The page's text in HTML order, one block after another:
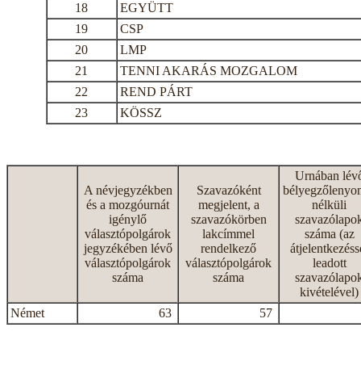
18
EGYÜTT
19
CSP
20
LMP
21
TENNI AKARÁS MOZGALOM
22
REND PÁRT
23
KÖSSZ
A névjegyzékben
és a mozgóurnát
igénylő
választópolgárok
jegyzékében lévő
választópolgárok
száma
Szavazóként
megjelent, a
szavazókörben
lakcímmel
rendelkező
választópolgárok
száma
Urnában
nélküli
száma (az
leadott
kivételével)
Német
63 57